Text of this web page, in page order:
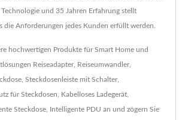
und 35 Jahren Erfahrung stellt
die Anforderungen jedes Kunden erfüllt werden.
hochwertigen Produkte für Smart Home und
Reiseadapter, Reiseumwandler,
Steckdosenleiste mit Schalter,
für Steckdosen Kabelloses Ladegerät
Steckdose Intelligente PDU an und zögern Sie